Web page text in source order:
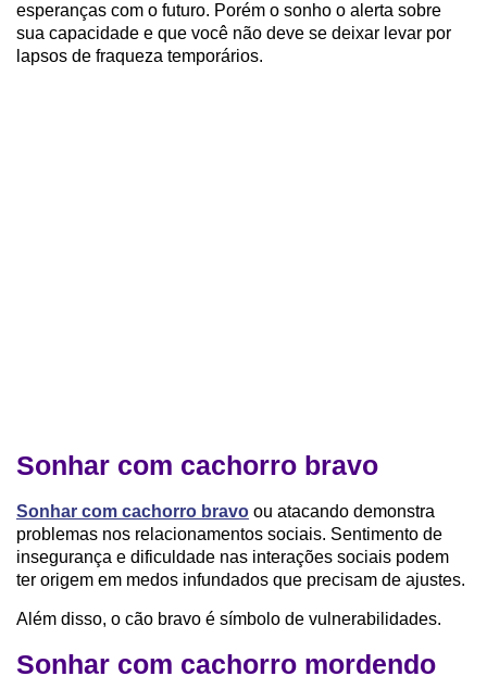
esperanças com o futuro. Porém o sonho o alerta sobre
sua capacidade e que você não deve se deixar levar por
lapsos de fraqueza temporários.
Sonhar com cachorro bravo
Sonhar com cachorro bravo ou atacando demonstra
problemas nos relacionamentos sociais. Sentimento de
insegurança e dificuldade nas interações sociais podem
ter origem em medos infundados que precisam de ajustes.
Além disso, o cão bravo é símbolo de vulnerabilidades.
Sonhar com cachorro mordendo